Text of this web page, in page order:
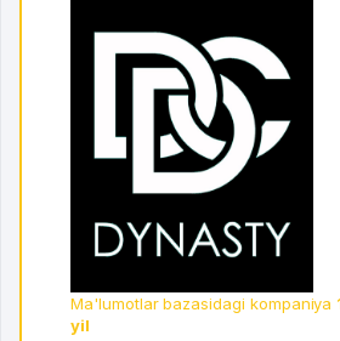
Ma'lumotlar bazasidagi kompaniya
yil